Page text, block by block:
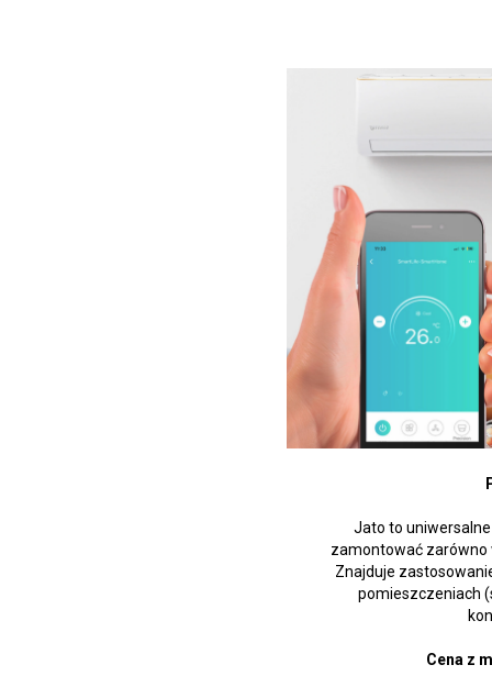
Jato to
zamontować zarówno
Znajduje
pomieszczeniach
Cena z